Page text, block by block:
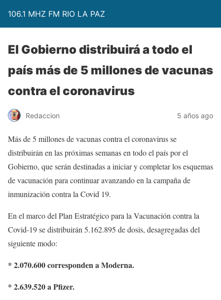
106.1 MHZ FM RIO LA PAZ
El Gobierno distribuirá a todo el
país más de 5 millones de vacunas
contra el coronavirus
Redaccion 5 años ago
Más de 5 millones de vacunas contra el coronavirus se
distribuirán en las próximas semanas en todo el país por el
Gobierno, que serán destinadas a iniciar y completar los esquemas
de vacunación para continuar avanzando en la campaña de
inmunización contra la Covid 19.
En el marco del Plan Estratégico para la Vacunación contra la
Covid-19 se distribuirán 5.162.895 de dosis, desagregadas del
siguiente modo:
* 2.070.600 corresponden a Moderna.
* 2.639.520 a Pfizer.